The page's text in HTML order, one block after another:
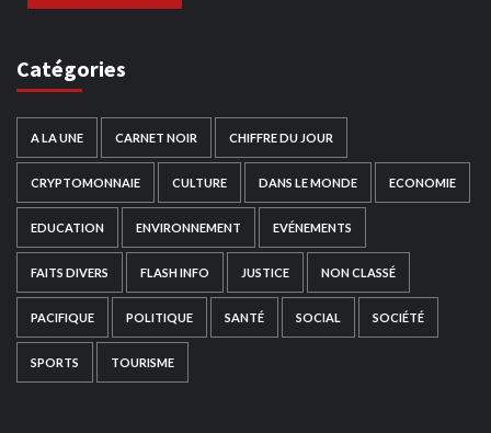
Catégories
A LA UNE CARNET NOIR CHIFFRE DU JOUR
CRYPTOMONNAIE CULTURE DANS LE MONDE ECONOMIE
EDUCATION ENVIRONNEMENT EVÉNEMENTS
FAITS DIVERS FLASH INFO JUSTICE NON CLASSÉ
PACIFIQUE POLITIQUE SANTÉ SOCIAL SOCIÉTÉ
SPORTS TOURISME